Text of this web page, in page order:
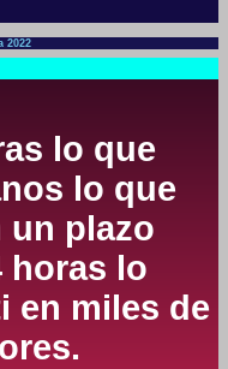
2022
lo que
lo que
un plazo
horas lo
en miles de